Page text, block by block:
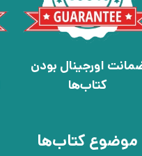
اورجینال بودن
کتاب‌ها
موضوع کتاب‌ها